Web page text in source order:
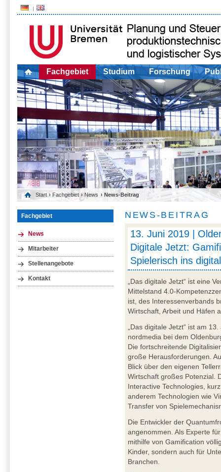
Fachgebiet Studium Forschung
Start › Fachgebiet › News › News-Beitrag
Fachgebiet
News
Mitarbeiter
Stellenangebote
Kontakt
NEWS-BEITRAG
13. Juni 2019 |
Digitale Jetzt:
Spielerisch ins
„Das digitale Jetzt“ ist eine
Mittelstand 4.0-
ist, des Interessenverbands
Wirtschaft, Arbeit und Häfen
„Das digitale Jetzt“ ist am
nordmedia bei dem
Die fortschreitende
große Herausforderungen.
Blick über den eigenen
Wirtschaft großes Potenzial.
Interactive Technologies,
anderem Technologien wie
Transfer von
Die Entwickler der
angenommen. Als Experte
mithilfe von Gamification
Kinder, sondern auch für
Branchen.